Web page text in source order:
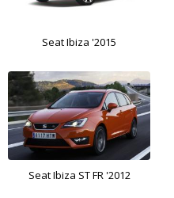
Seat Ibiza '2015
Seat Ibiza ST FR '2012